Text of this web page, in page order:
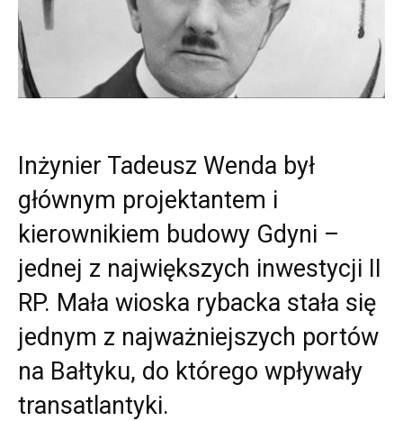
Inżynier Tadeusz Wenda był
głównym projektantem i
kierownikiem budowy Gdyni –
jednej z największych inwestycji II
RP. Mała wioska rybacka stała się
jednym z najważniejszych portów
na Bałtyku, do którego wpływały
transatlantyki.